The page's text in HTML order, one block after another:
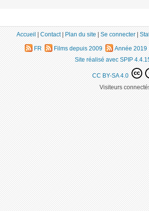
Accueil|Contact|Plan du site|Se connecter|
FR Films depuis 2009 Année 2019
Site réalisé avec SPIP
CC BY-SA 4.0
Visiteurs